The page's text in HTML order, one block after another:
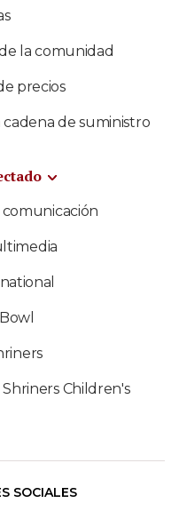
la comunidad
precios
de suministro
comunicación
Children's
SOCIALES